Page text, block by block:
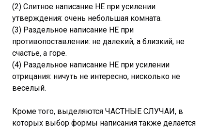
(2) Слитное написание НЕ при усилении
утверждения: очень небольшая комната.
(3) Раздельное написание НЕ при
противопоставлении: не далекий, а близкий, не
счастье, а горе.
(4) Раздельное написание НЕ при усилении
отрицания: ничуть не интересно, нисколько не
веселый.
Кроме того, выделяются ЧАСТНЫЕ СЛУЧАИ, в
которых выбор формы написания также делается